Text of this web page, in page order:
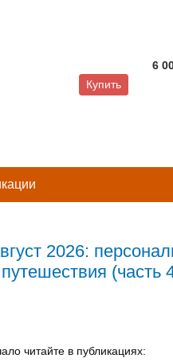
Купить
6
2026:
(часть
читайте в публикациях: